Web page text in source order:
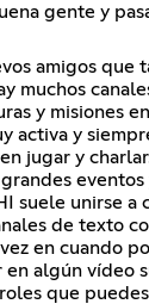
gente y
amigos que
muchos
y misiones
activa y
jugar y
suele unirse a
de texto
en cuando
algún vídeo
que